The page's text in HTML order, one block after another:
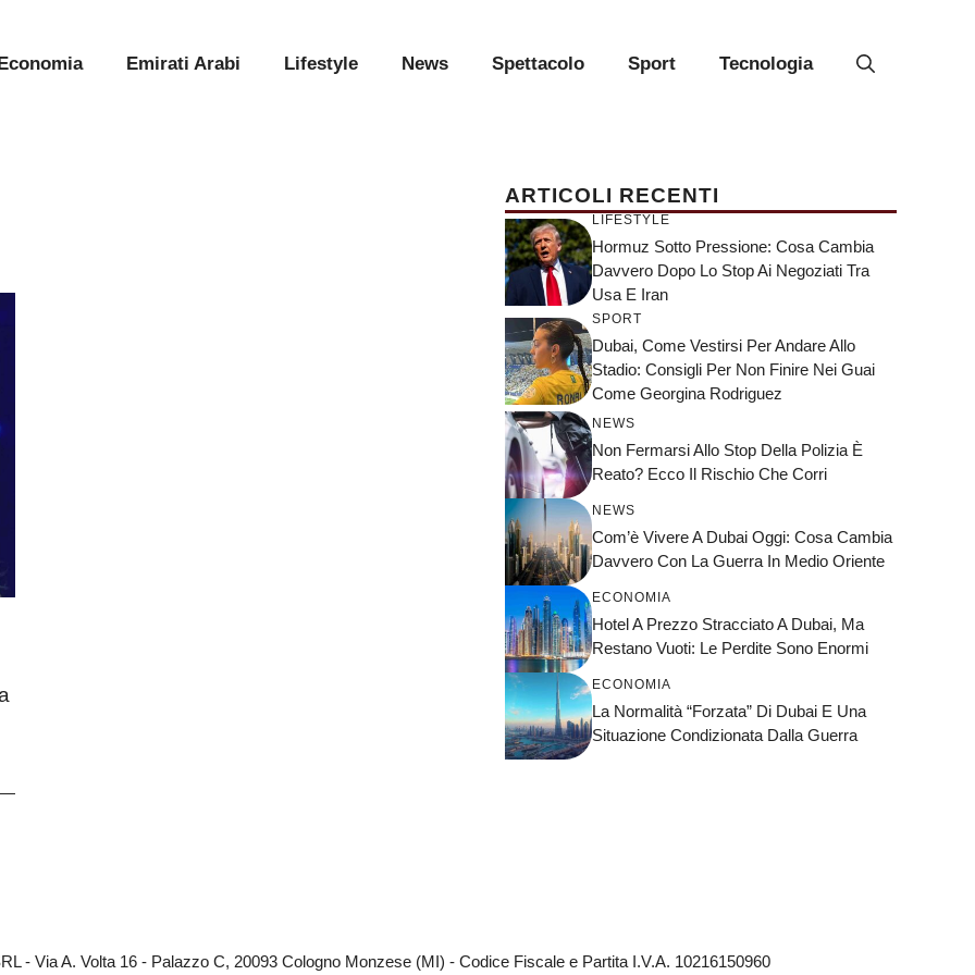
Economia Emirati Arabi Lifestyle News Spettacolo Sport Tecnologia
ARTICOLI RECENTI
LIFESTYLE
Hormuz Sotto Pressione: Cosa Cambia
Davvero Dopo Lo Stop Ai Negoziati Tra
Usa E Iran
SPORT
Dubai, Come Vestirsi Per Andare Allo
Stadio: Consigli Per Non Finire Nei Guai
Come Georgina Rodriguez
NEWS
Non Fermarsi Allo Stop Della Polizia È
Reato? Ecco Il Rischio Che Corri
NEWS
Com’è Vivere A Dubai Oggi: Cosa Cambia
Davvero Con La Guerra In Medio Oriente
ECONOMIA
Hotel A Prezzo Stracciato A Dubai, Ma
Restano Vuoti: Le Perdite Sono Enormi
ECONOMIA
La Normalità “forzata” Di Dubai E Una
Situazione Condizionata Dalla Guerra
- Via A. Volta 16 - Palazzo C, 20093 Cologno Monzese (MI) - Codice Fiscale e Partita I.V.A. 10216150960